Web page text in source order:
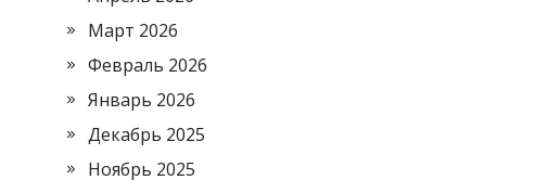
Март 2026
Февраль 2026
Январь 2026
Декабрь 2025
Ноябрь 2025